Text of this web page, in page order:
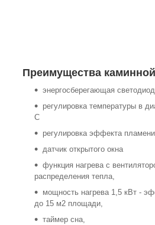
Преимущества
энергосберегающая
регулировка температуры в
C
регулировка эффекта
датчик открытого окна
функция нагрева с
распределения тепла,
мощность нагрева 1,5 кВт -
до 15 м2 площади,
таймер сна,